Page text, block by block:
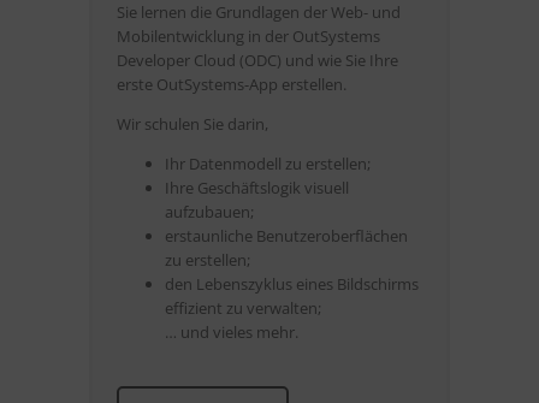
Sie lernen die Grundlagen der Web- und
Mobilentwicklung in der OutSystems
Developer Cloud (ODC) und wie Sie Ihre
erste OutSystems-App erstellen.
Wir schulen Sie darin,
Ihr Datenmodell zu erstellen;
Ihre Geschäftslogik visuell
aufzubauen;
erstaunliche Benutzeroberflächen
zu erstellen;
den Lebenszyklus eines Bildschirms
effizient zu verwalten;
… und vieles mehr.